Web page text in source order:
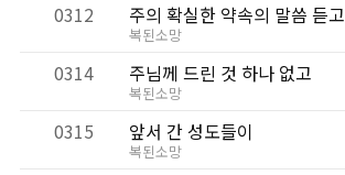
0312 주의 확실한 약속의 말씀 듣고
복된소망
0314 주님께 드린 것 하나 없고
복된소망
0315 앞서 간 성도들이
복된소망